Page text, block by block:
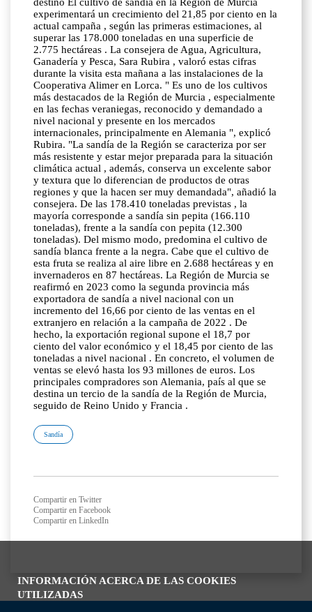
INFORMACIÓN ACERCA DE LAS COOKIES
UTILIZADAS
experimentará un crecimiento del 21,85 por ciento en la
actual campaña , según las primeras estimaciones, al
superar las 178.000 toneladas en una superficie de
2.775 hectáreas . La consejera de Agua, Agricultura,
Ganadería y Pesca, Sara Rubira , valoró estas cifras
durante la visita esta mañana a las instalaciones de la
Cooperativa Alimer en Lorca. " Es uno de los cultivos
más destacados de la Región de Murcia , especialmente
en las fechas veraniegas, reconocido y demandado a
nivel nacional y presente en los mercados
internacionales, principalmente en Alemania ", explicó
Rubira. "La sandía de la Región se caracteriza por ser
más resistente y estar mejor preparada para la situación
climática actual , además, conserva un excelente sabor
y textura que lo diferencian de productos de otras
regiones y que la hacen ser muy demandada", añadió la
consejera. De las 178.410 toneladas previstas , la
mayoría corresponde a sandía sin pepita (166.110
toneladas), frente a la sandía con pepita (12.300
toneladas). Del mismo modo, predomina el cultivo de
sandía blanca frente a la negra. Cabe que el cultivo de
esta fruta se realiza al aire libre en 2.688 hectáreas y en
invernaderos en 87 hectáreas. La Región de Murcia se
reafirmó en 2023 como la segunda provincia más
exportadora de sandía a nivel nacional con un
incremento del 16,66 por ciento de las ventas en el
extranjero en relación a la campaña de 2022 . De
hecho, la exportación regional supone el 18,7 por
ciento del valor económico y el 18,45 por ciento de las
toneladas a nivel nacional . En concreto, el volumen de
ventas se elevó hasta los 93 millones de euros. Los
principales compradores son Alemania, país al que se
destina un tercio de la sandía de la Región de Murcia,
seguido de Reino Unido y Francia .
Sandía
Compartir en Twitter
Compartir en Facebook
Compartir en LinkedIn